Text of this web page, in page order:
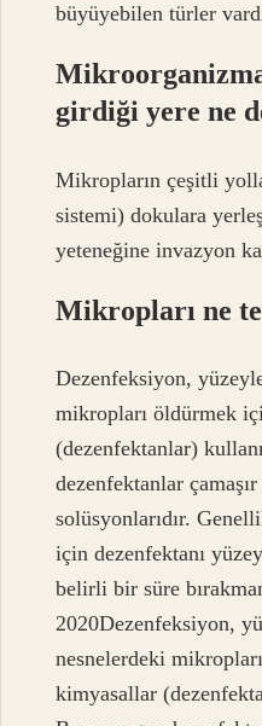
büyüyebilen türler
girdiği yere ne
Mikropların çeşitli
sistemi) dokulara
yeteneğine invazyon
Mikropları ne
Dezenfeksiyon,
mikropları öldürmek
(dezenfektanlar)
dezenfektanlar
solüsyonlarıdır.
için dezenfektanı
belirli bir süre
2020Dezenfeksiyon,
nesnelerdeki
kimyasallar